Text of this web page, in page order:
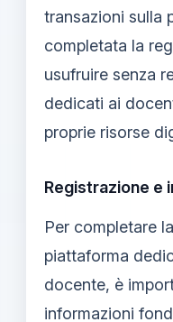
transazioni sulla
completata la
usufruire senza
dedicati ai
proprie risorse
Registrazione e
Per completare
piattaforma
docente, è
informazioni